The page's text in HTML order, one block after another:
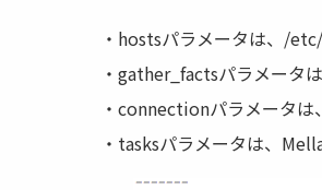
・hostsパラメータは、/
・gather_factsパラメータ
・connectionパラメータ
・tasksパラメータは、